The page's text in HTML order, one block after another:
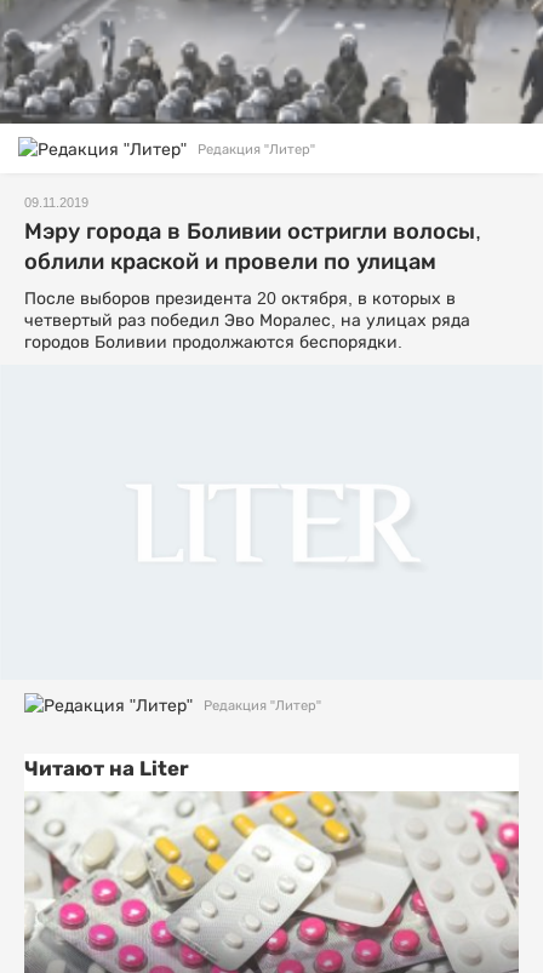
Редакция "Литер"
09.11.2019
Мэру города в Боливии остригли волосы,
облили краской и провели по улицам
После выборов президента 20 октября, в которых в
четвертый раз победил Эво Моралес, на улицах ряда
городов Боливии продолжаются беспорядки.
Редакция "Литер"
Читают на Liter